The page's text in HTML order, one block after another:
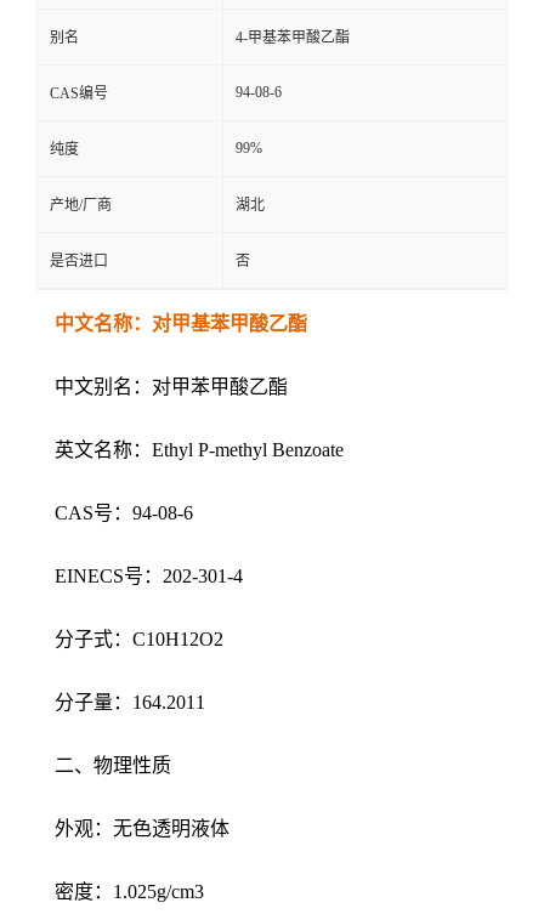
别名 4-甲基苯甲酸乙酯
CAS编号 94-08-6
纯度 99%
产地/厂商 湖北
是否进口 否
中文名称：对甲基苯甲酸乙酯
中文别名：对甲苯甲酸乙酯
英文名称：Ethyl P-methyl Benzoate
CAS号：94-08-6
EINECS号：202-301-4
分子式：C10H12O2
分子量：164.2011
二、物理性质
外观：无色透明液体
密度：1.025g/cm3